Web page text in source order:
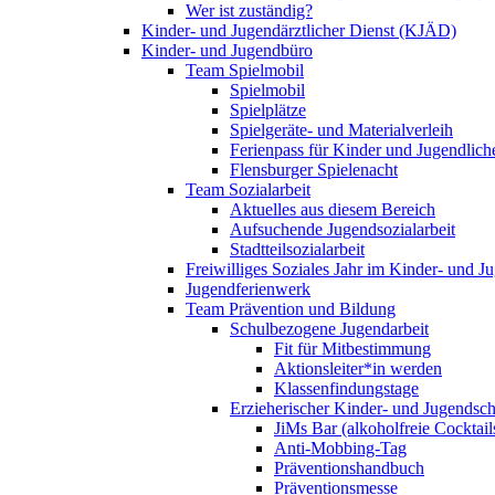
Wer ist zuständig?
Kinder- und Jugendärztlicher Dienst (KJÄD)
Kinder- und Jugendbüro
Team Spielmobil
Spielmobil
Spielplätze
Spielgeräte- und Materialverleih
Ferienpass für Kinder und
Flensburger Spielenacht
Team Sozialarbeit
Aktuelles aus diesem Bereich
Aufsuchende Jugendsozialarbeit
Stadtteilsozialarbeit
Freiwilliges Soziales Jahr im Kinder- und
Jugendferienwerk
Team Prävention und Bildung
Schulbezogene Jugendarbeit
Fit für Mitbestimmung
Aktionsleiter*in werden
Klassenfindungstage
Erzieherischer Kinder- und
JiMs Bar (alkoholfreie
Anti-Mobbing-Tag
Präventionshandbuch
Präventionsmesse